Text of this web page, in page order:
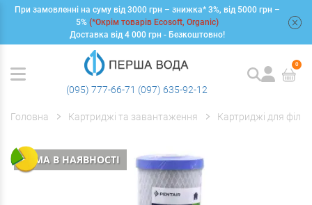
При замовленні на суму від 3000 грн – знижка* 3%, від 5000 грн –
5% (*Окрім товарів Ecosoft, Organic)
Доставка від 4 000 грн - Безкоштовно!
(095) 777-66-71 (097) 635-92-12
0
Головна Картриджі та завантаження Картриджі для
НЕМА В НАЯВНОСТІ